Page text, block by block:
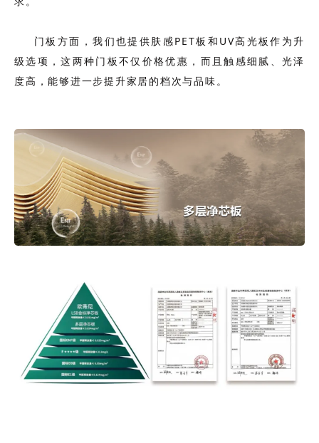
门板方面，我们也提供肤感PET板和UV高光板作为升
级选项，这两种门板不仅价格优惠，而且触感细腻、光泽
度高，能够进一步提升家居的档次与品味。